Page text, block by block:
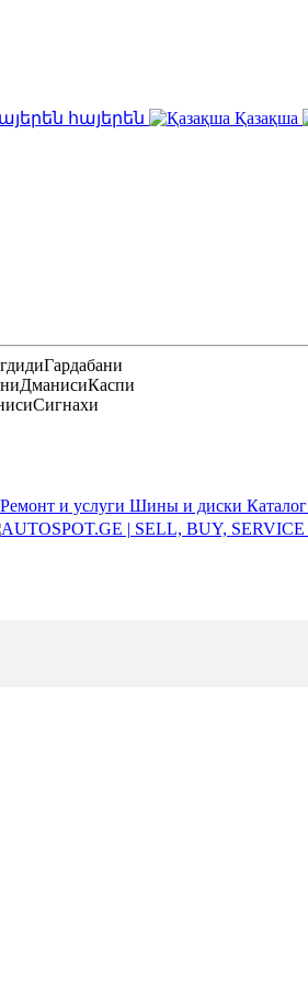
հայերեն Қазақша
Гардабани
ДманисиКаспи
Сигнахи
Ремонт и услуги Шины и диски Каталог